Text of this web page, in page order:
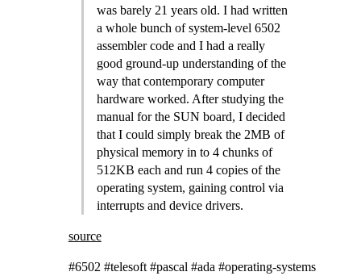
was barely 21 years old. I had written
a whole bunch of system-level 6502
assembler code and I had a really
good ground-up understanding of the
way that contemporary computer
hardware worked. After studying the
manual for the SUN board, I decided
that I could simply break the 2MB of
physical memory in to 4 chunks of
512KB each and run 4 copies of the
operating system, gaining control via
interrupts and device drivers.
source
#6502 #telesoft #pascal #ada #operating-systems